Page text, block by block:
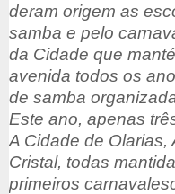
deram origem as
samba e pelo
da Cidade que
avenida todos os
de samba
Este ano, apenas
A Cidade de Olarias,
Cristal, todas
primeiros